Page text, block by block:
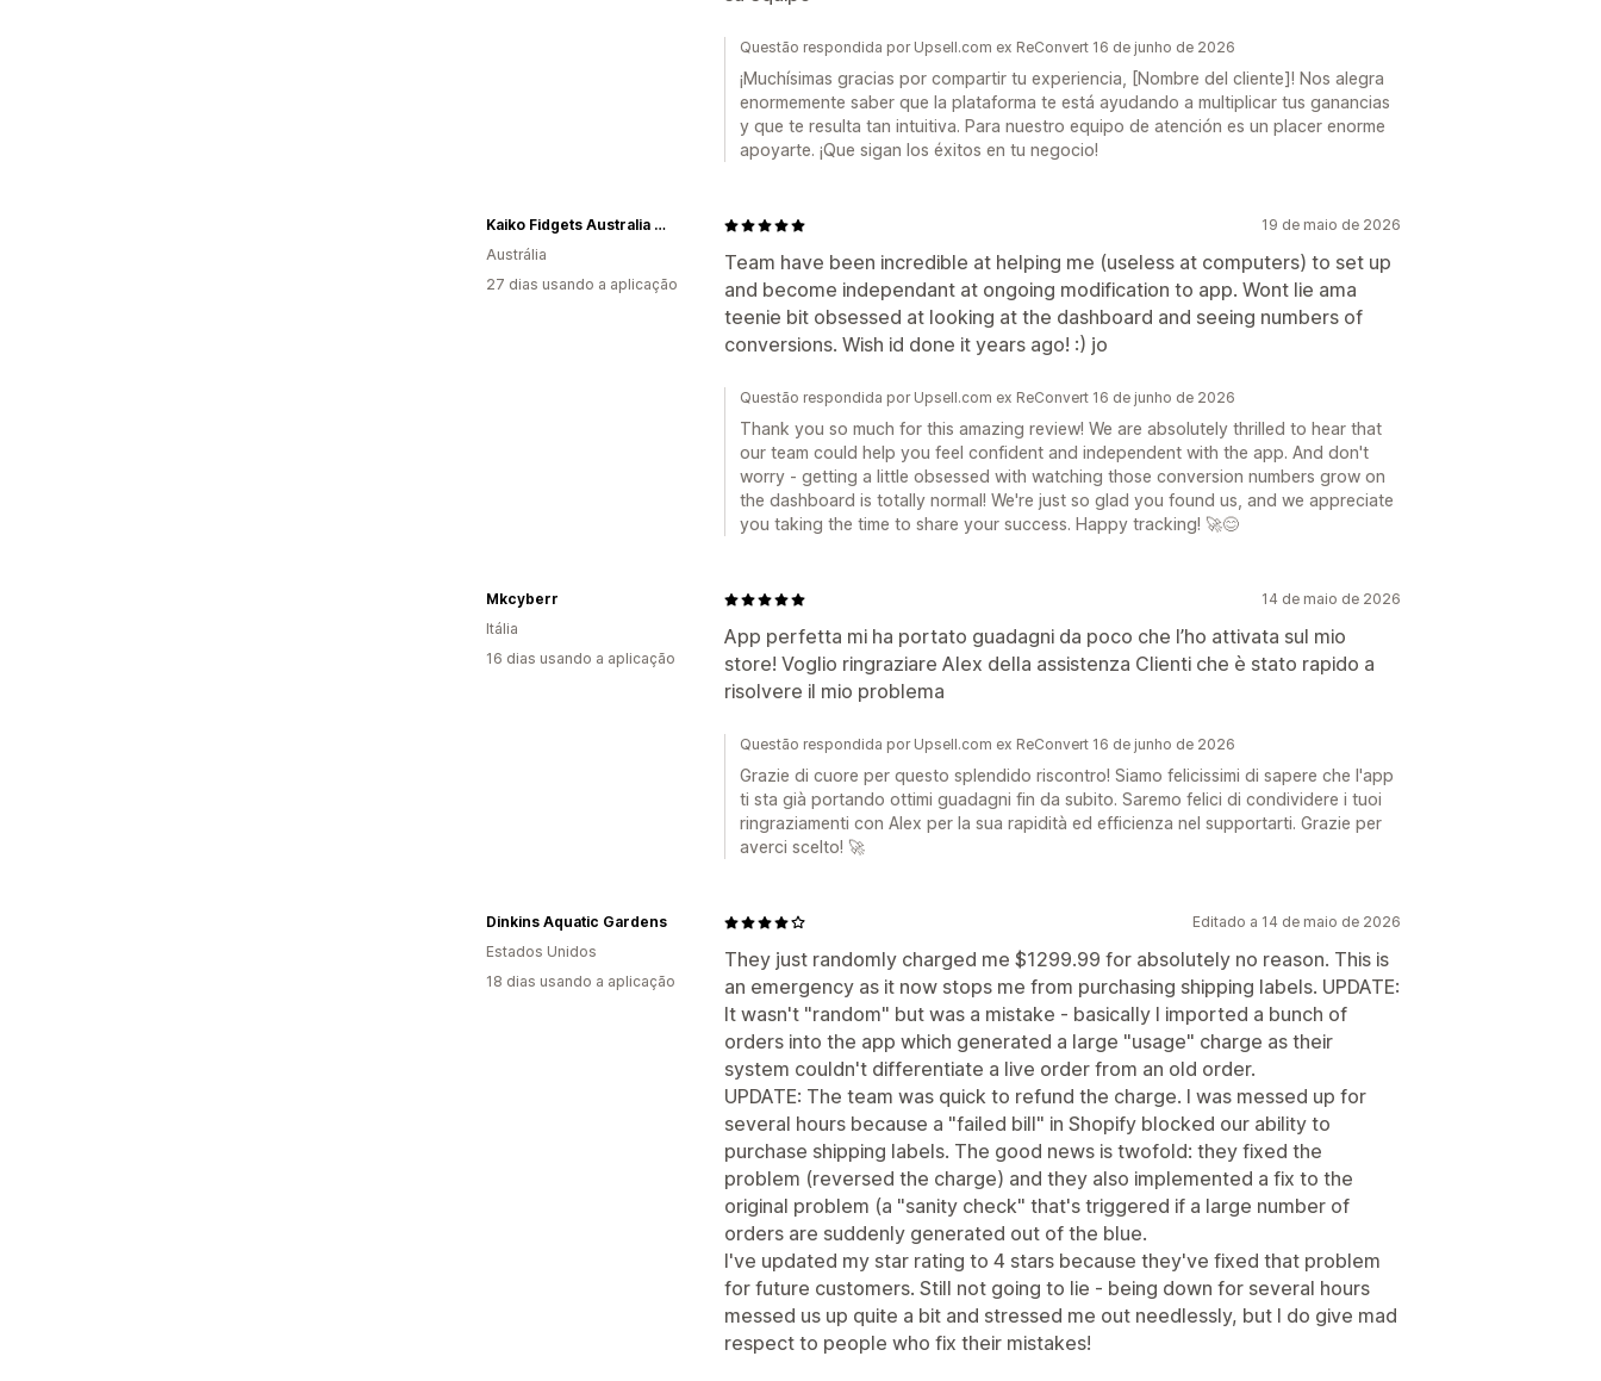
Questão respondida por Upsell.com ex ReConvert 16 de junho de 2026
¡Muchísimas gracias por compartir tu experiencia, [Nombre del cliente]! Nos alegra
enormemente saber que la plataforma te está ayudando a multiplicar tus ganancias
y que te resulta tan intuitiva. Para nuestro equipo de atención es un placer enorme
apoyarte. ¡Que sigan los éxitos en tu negocio!
19 de maio de 2026
Team have been incredible at helping me (useless at computers) to set up
and become independant at ongoing modification to app. Wont lie ama
teenie bit obsessed at looking at the dashboard and seeing numbers of
conversions. Wish id done it years ago! :) jo
Kaiko Fidgets Australia Pty Ltd
Austrália
27 dias usando a aplicação
Questão respondida por Upsell.com ex ReConvert 16 de junho de 2026
Thank you so much for this amazing review! We are absolutely thrilled to hear that
our team could help you feel confident and independent with the app. And don't
worry - getting a little obsessed with watching those conversion numbers grow on
the dashboard is totally normal! We're just so glad you found us, and we appreciate
you taking the time to share your success. Happy tracking! 🚀😊
14 de maio de 2026
App perfetta mi ha portato guadagni da poco che l’ho attivata sul mio
store! Voglio ringraziare Alex della assistenza Clienti che è stato rapido a
risolvere il mio problema
Mkcyberr
Itália
16 dias usando a aplicação
Questão respondida por Upsell.com ex ReConvert 16 de junho de 2026
Grazie di cuore per questo splendido riscontro! Siamo felicissimi di sapere che l'app
ti sta già portando ottimi guadagni fin da subito. Saremo felici di condividere i tuoi
ringraziamenti con Alex per la sua rapidità ed efficienza nel supportarti. Grazie per
averci scelto! 🚀
Editado a 14 de maio de 2026
They just randomly charged me $1299.99 for absolutely no reason. This is
an emergency as it now stops me from purchasing shipping labels. UPDATE:
It wasn't "random" but was a mistake - basically I imported a bunch of
orders into the app which generated a large "usage" charge as their
system couldn't differentiate a live order from an old order.
UPDATE: The team was quick to refund the charge. I was messed up for
several hours because a "failed bill" in Shopify blocked our ability to
purchase shipping labels. The good news is twofold: they fixed the
problem (reversed the charge) and they also implemented a fix to the
original problem (a "sanity check" that's triggered if a large number of
orders are suddenly generated out of the blue.
I've updated my star rating to 4 stars because they've fixed that problem
for future customers. Still not going to lie - being down for several hours
messed us up quite a bit and stressed me out needlessly, but I do give mad
respect to people who fix their mistakes!
Dinkins Aquatic Gardens
Estados Unidos
18 dias usando a aplicação